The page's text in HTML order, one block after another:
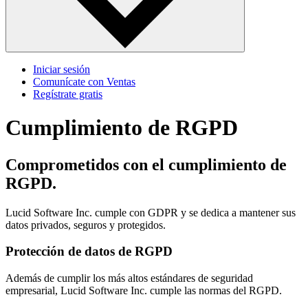
Iniciar sesión
Comunícate con Ventas
Regístrate gratis
Cumplimiento de RGPD
Comprometidos con el cumplimiento de
RGPD.
Lucid Software Inc. cumple con GDPR y se dedica a mantener sus
datos privados, seguros y protegidos.
Protección de datos de RGPD
Además de cumplir los más altos estándares de seguridad
empresarial, Lucid Software Inc. cumple las normas del RGPD.